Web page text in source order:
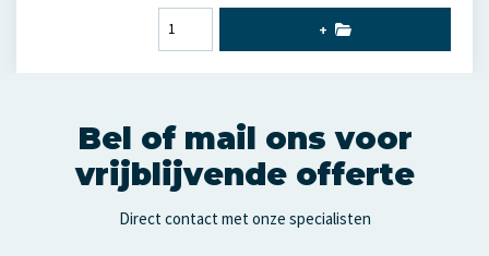
+
Bel of mail ons voor
vrijblijvende offerte
Direct contact met onze specialisten